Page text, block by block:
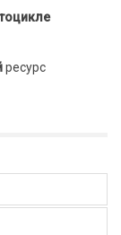
ресурс